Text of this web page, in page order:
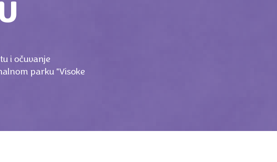
i očuvanje
parku "Visoke